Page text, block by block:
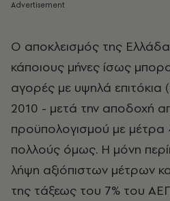
Ο αποκλεισμός της
κάποιους μήνες ίσως
αγορές με υψηλά επιτόκια
2010 - μετά την αποδοχή
προϋπολογισμού με μέτρα
πολλούς όμως. Η μόνη
λήψη αξιόπιστων μέτρων
της τάξεως του 7% του